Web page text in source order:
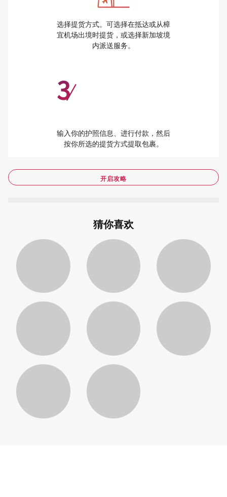
选择提货方式。可选择在抵达或从樟
宜机场出境时提货，或选择新加坡境
内派送服务。
3/
输入你的护照信息、进行付款，然后
按你所选的提货方式提取包裹。
开启攻略
猜你喜欢